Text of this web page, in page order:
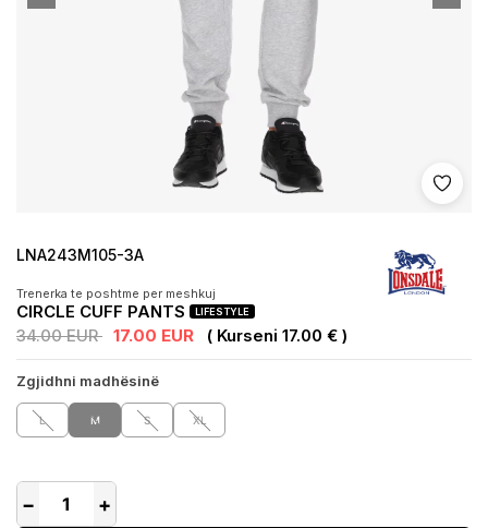
Shto
LNA243M105-3A
Trenerka te poshtme per meshkuj
CIRCLE CUFF PANTS LIFESTYLE
34.00 EUR 17.00 EUR ( Kurseni 17.00 € )
Zgjidhni madhësinë
L M S XL
− +